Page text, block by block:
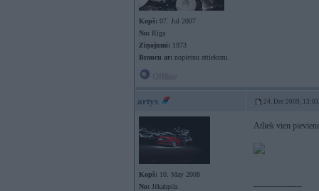
Kopš: 07. Jul 2007
No: Rīga
Ziņojumi: 1973
Braucu ar: nopietnu attieksmi.
artys 24. Dec 2009, 13:03
Kopš: 10. May 2008
No: Jēkabpils
Atliek vien
-----------------